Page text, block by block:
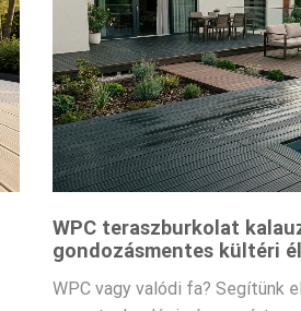
WPC teraszburkolat
gondozásmentes kültéri
WPC vagy valódi fa? Segítünk